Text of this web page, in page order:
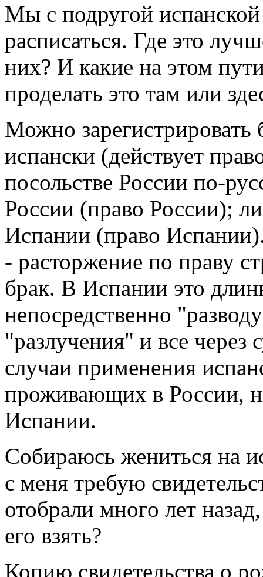
Мы с подругой
расписаться. Где это
них? И какие на этом
проделать это там или
Можно
испански (действует
посольстве России по-
России (право России);
Испании (право
- расторжение по праву
брак. В Испании это
непосредственно
"разлучения" и все через
случаи применения
проживающих в России,
Испании.
Собираюсь жениться на
с меня требую
отобрали много лет
его взять?
Копию свидетельства о